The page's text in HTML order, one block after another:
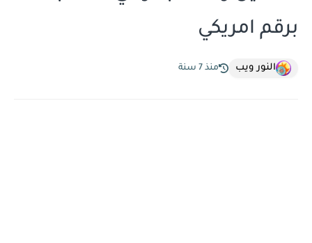
برقم امريكي
النور ويب منذ 7 سنة